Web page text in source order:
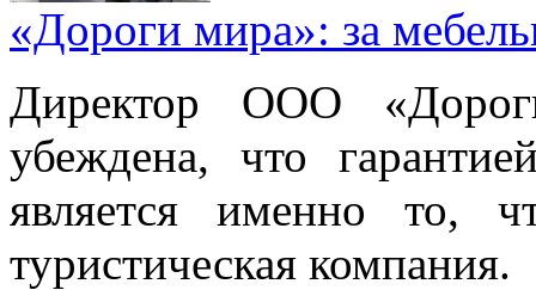
«Дороги мира»: за
Директор ООО
убеждена, что
является именно то,
туристическая компания.